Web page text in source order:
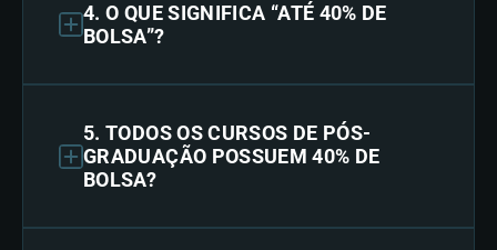
4. O QUE SIGNIFICA “ATÉ 40% DE
BOLSA”?
5. TODOS OS CURSOS DE PÓS-
GRADUAÇÃO POSSUEM 40% DE
BOLSA?